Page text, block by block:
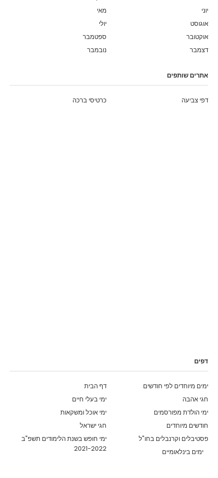
מאי
יוני
יולי
אוגוסט
ספטמבר
אוקטובר
נובמבר
דצמבר
אתרים שותפים
כרטיסי ברכה דפי צביעה
דפים
דף הבית
ימים מיוחדים לפי חודשים
ימי בעלי חיים
חגי אהבה
ימי אוכל ומשקאות
ימי הולדת מפורסמים
חגי ישראל
חודשים מיוחדים
ימי חופש בשנת הלימודים תשפ"ב
2021-2022
פסטיבלים וקרנבלים בחו"ל
ימים בינלאומיים